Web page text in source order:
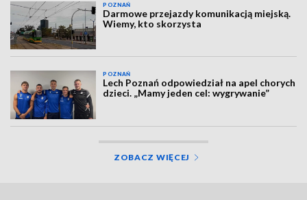
POZNAŃ
Darmowe przejazdy komunikacją miejską.
Wiemy, kto skorzysta
POZNAŃ
Lech Poznań odpowiedział na apel chorych
dzieci. „Mamy jeden cel: wygrywanie”
ZOBACZ WIĘCEJ